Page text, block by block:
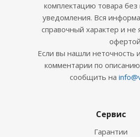
комплектацию товара
уведомления. Вся
справочный характер и не
Если вы нашли неточность
комментарии по
сообщить на
Сервис
Гарантии